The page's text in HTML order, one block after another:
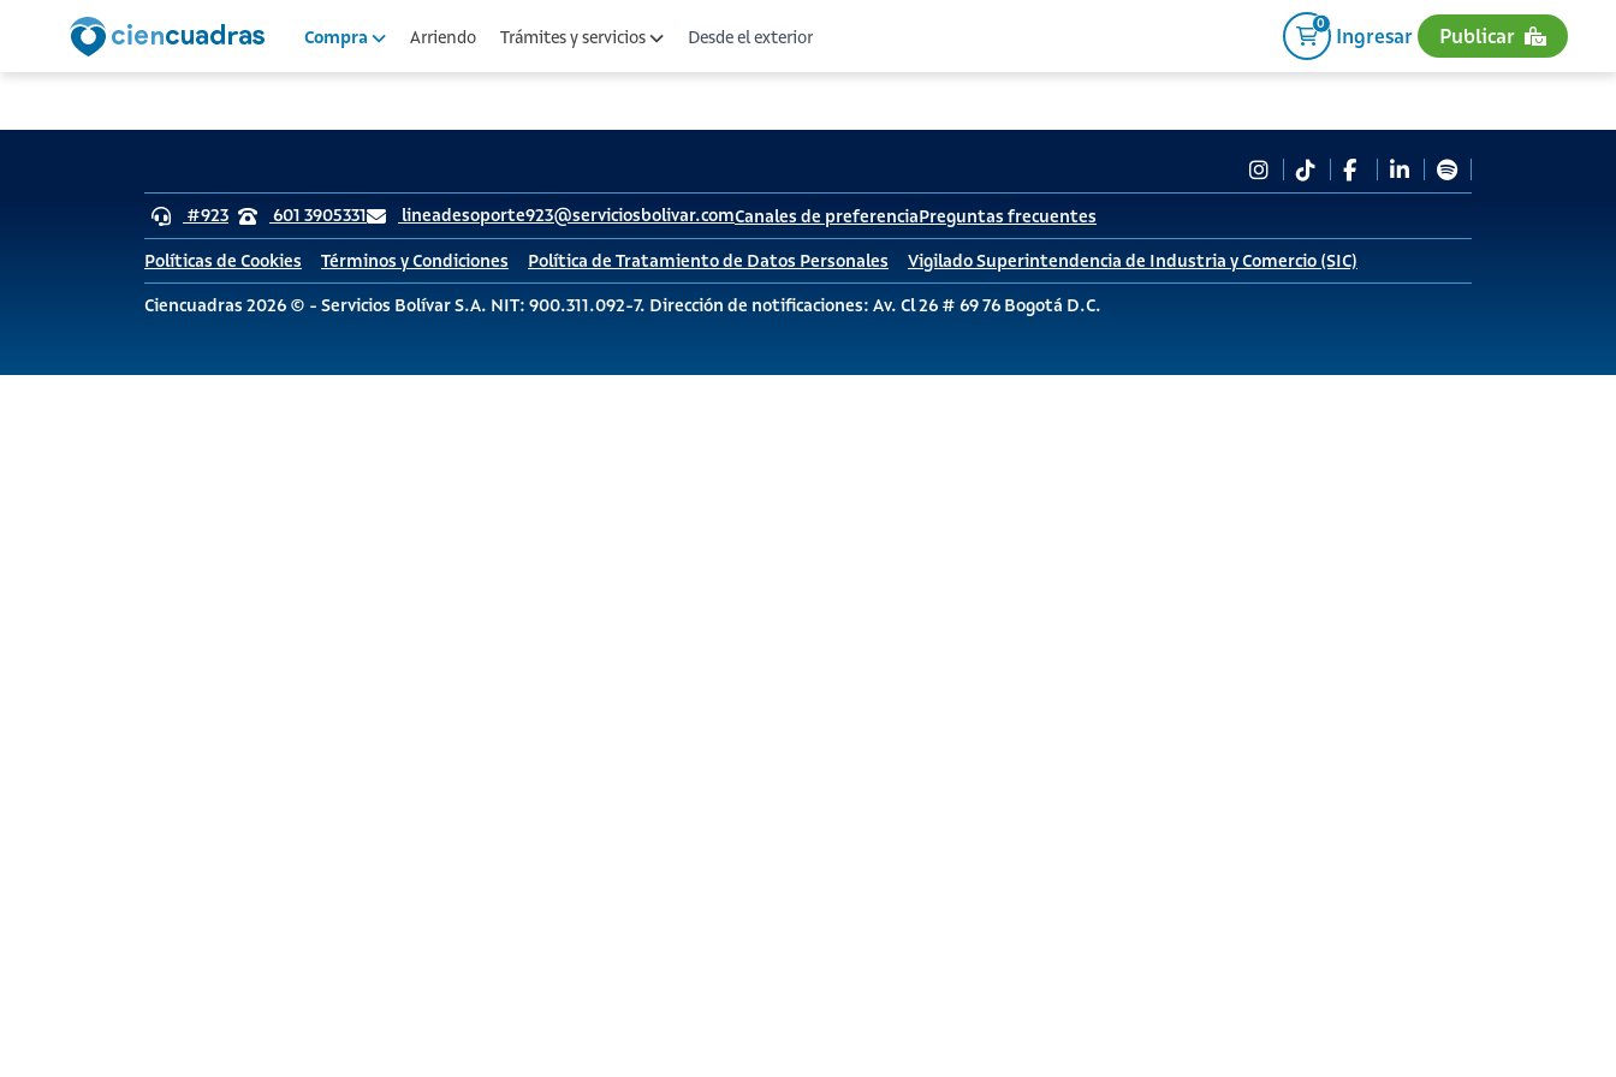
Compra Arriendo Trámites y servicios Desde el exterior
0
Ingresar Publicar
#923 601 3905331 lineadesoporte923@serviciosbolivar.comCanales de preferenciaPreguntas frecuentes
Políticas de Cookies Términos y Condiciones Política de Tratamiento de Datos Personales Vigilado Superintendencia de Industria y Comercio (SIC)
Ciencuadras 2026 © - Servicios Bolívar S.A. NIT: 900.311.092-7. Dirección de notificaciones: Av. Cl 26 # 69 76 Bogotá D.C.